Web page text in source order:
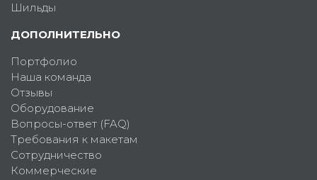
Шильды
ДОПОЛНИТЕЛЬНО
Портфолио
Наша команда
Отзывы
Оборудование
Вопросы-ответ (FAQ)
Требования к макетам
Сотрудничество
Коммерческие